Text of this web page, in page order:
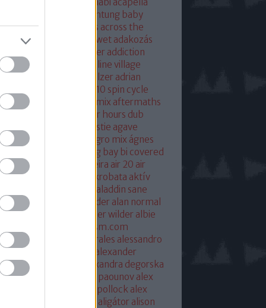
achtung baby
acoustic christmas across the
actress ac wet adakozás
adam weissler addiction
adrenaline
adrenaline village
adrian hielholzer adrian
ae10 spin cycle
afghan surgery mix aftermaths
after hours dub
agatha christie agave
agent orange aggro mix ágnes
ahk toong bay bi covered
berry airto moreira air 20 air
aix les baines akrobata aktív
aladdin sane
alan mcgee alan moulder alan normal
wilder
alber wilder albie
albumism.com
alejandro morales alessandro
alexander kowalski
alexander
alexander ridha
alexandra degorska
savior
alexandre paounov alex
alex pollock alex
aligátor alison